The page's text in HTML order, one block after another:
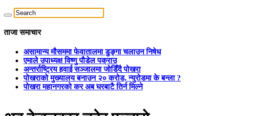
ताजा समाचार
असामान्य मौसममा फेवातालमा डुङ्गा चलाउन निषेध
एमाले उपाध्यक्ष विष्णु पौडेल पक्राउ
अन्तर्राष्ट्रिय हवाई सञ्जालमा जोडिँदै पोखरा
पोखराको मुख्यालय बनाउन २० करोड, न्युरोडमा के बन्ला ?
पोखरा महानगरको कर अब घरबाटै तिर्न मिल्ने